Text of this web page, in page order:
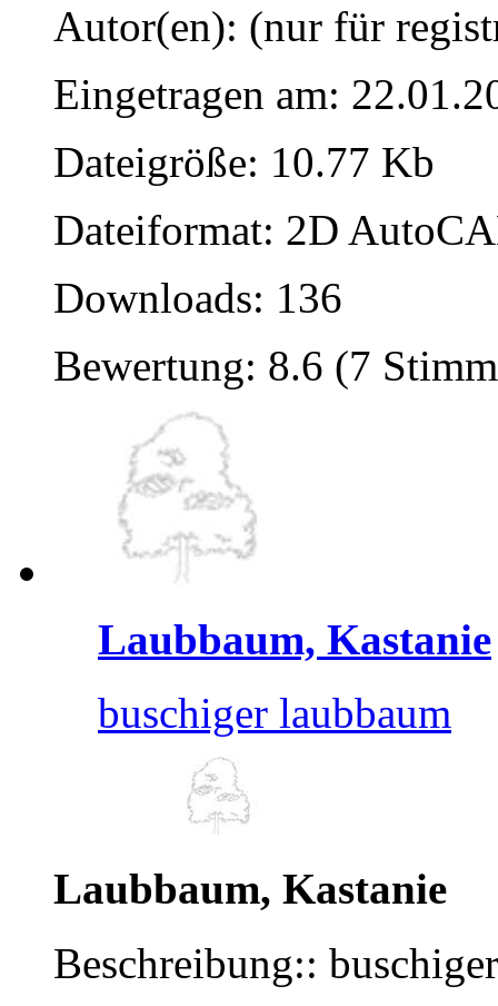
Autor(en): (nur für
Eingetragen am:
Dateigröße: 10.77 Kb
Dateiformat: 2D
Downloads: 136
Bewertung: 8.6 (7
Laubbaum, Kastanie
buschiger laubbaum
Laubbaum, Kastanie
Beschreibung::